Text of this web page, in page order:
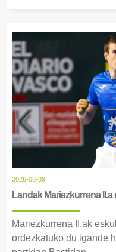
2026-08-09
Landak Mariezkurrena
Mariezkurrena II.ak
ordezkatuko du igande